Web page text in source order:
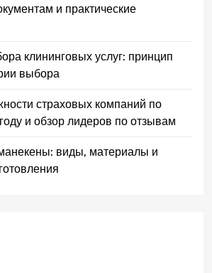
и практические
клининговых услуг: принцип
выбора
страховых компаний по
и обзор лидеров по отзывам
виды, материалы и